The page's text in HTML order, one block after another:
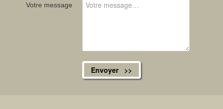
Votre message
Envoyer >>